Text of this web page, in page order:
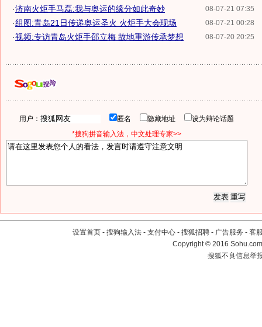
08-07-21 07:35
·济南火炬手马磊:我与奥运的缘分如此奇妙
08-07-21 00:28
·组图:青岛21日传递奥运圣火 火炬手大会现场
08-07-20 20:25
·视频:专访青岛火炬手邵立梅 故地重游传承梦想
用户： 匿名 隐藏地址
设为辩论话题
*搜狗拼音输入法，中文处理专家>>
设置首页 - 搜狗输入法 - 支付中心 - 搜狐招聘 - 广告服务 - 客
Copyright©2016
搜狐不良信息举